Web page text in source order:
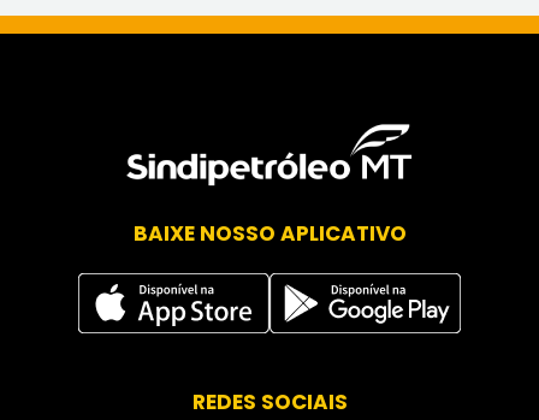
BAIXE NOSSO APLICATIVO
REDES SOCIAIS